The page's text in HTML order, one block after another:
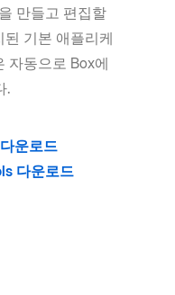
만들고 편집할
기본 애플리케
자동으로 Box에
.
운로드
다운로드